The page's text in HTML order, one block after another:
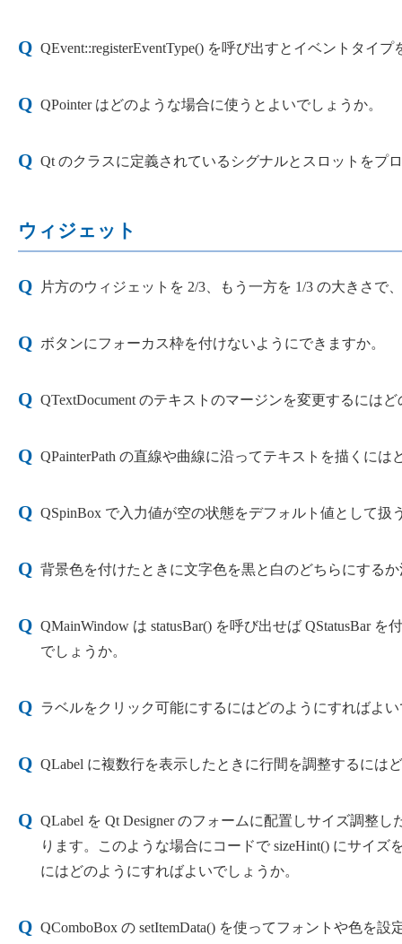
QEvent::registerEventType() を呼び出すとイベントタイ
QPointer はどのような場合に使うとよいでしょうか。
Qt のクラスに定義されているシグナルとスロットをプ
ウィジェット
片方のウィジェットを 2/3、もう一方を 1/3 の大きさ
ボタンにフォーカス枠を付けないようにできますか。
QTextDocument のテキストのマージンを変更するには
QPainterPath の直線や曲線に沿ってテキストを描くに
QSpinBox で入力値が空の状態をデフォルト値として
背景色を付けたときに文字色を黒と白のどちらにする
QMainWindow は statusBar() を呼び出せば QStatusBar
でしょうか。
ラベルをクリック可能にするにはどのようにすればよ
QLabel に複数行を表示したときに行間を調整するには
QLabel を Qt Designer のフォームに配置しサイズ調整
ります。このような場合にコードで sizeHint() にサイ
にはどのようにすればよいでしょうか。
QComboBox の setItemData() を使ってフォントや色を